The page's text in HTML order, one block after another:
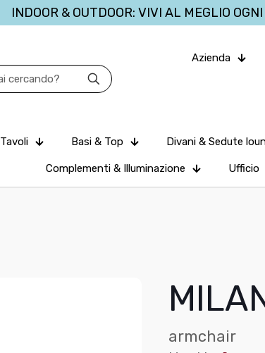
INDOOR & OUTDOOR: VIVI AL MEGLIO
Azienda
Tavoli Basi & Top Divani & Sedute
Complementi & Illuminazione Ufficio
armchair